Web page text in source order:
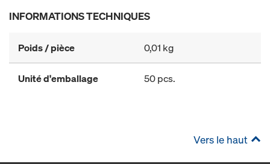
INFORMATIONS TECHNIQUES
Poids / pièce 0,01 kg
Unité d'emballage 50 pcs.
Vers le haut